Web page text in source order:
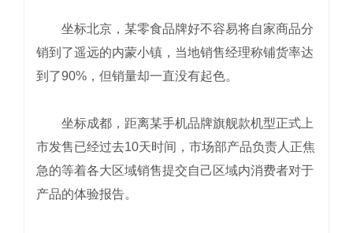
坐标北京，某零食品牌好不容易将自家商品分
销到了遥远的内蒙小镇，当地销售经理称铺货率达
到了90%，但销量却一直没有起色。
坐标成都，距离某手机品牌旗舰款机型正式上
市发售已经过去10天时间，市场部产品负责人正焦
急的等着各大区域销售提交自己区域内消费者对于
产品的体验报告。